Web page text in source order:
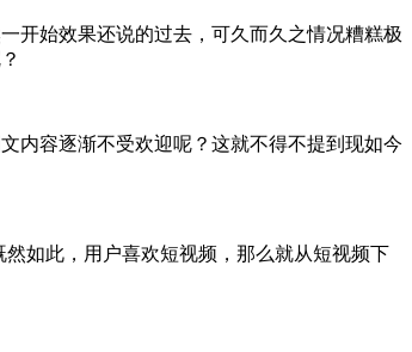
开始效果还说的过去，可久而久之情况糟糕极
内容逐渐不受欢迎呢？这就不得不提到现如今
如此，用户喜欢短视频，那么就从短视频下